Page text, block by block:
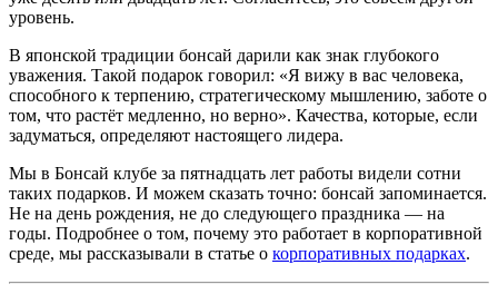
уровень.
В японской традиции бонсай дарили как знак глубокого
уважения. Такой подарок говорил: «Я вижу в вас человека,
способного к терпению, стратегическому мышлению, заботе о
том, что растёт медленно, но верно». Качества, которые, если
задуматься, определяют настоящего лидера.
Мы в Бонсай клубе за пятнадцать лет работы видели сотни
таких подарков. И можем сказать точно: бонсай запоминается.
Не на день рождения, не до следующего праздника — на
годы. Подробнее о том, почему это работает в корпоративной
среде, мы рассказывали в статье о корпоративных подарках.